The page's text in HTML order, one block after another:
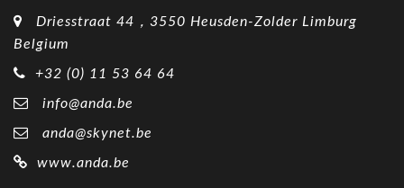
Driesstraat 44，3550 Heusden-Zolder Limburg
Belgium
+32 (0) 11 53 64 64
info@anda.be
anda@skynet.be
www.anda.be